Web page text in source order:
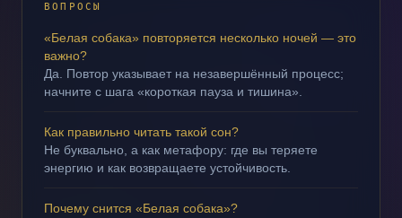
ВОПРОСЫ
«Белая собака» повторяется несколько ночей — это
важно?
Да. Повтор указывает на незавершённый процесс;
начните с шага «короткая пауза и тишина».
Как правильно читать такой сон?
Не буквально, а как метафору: где вы теряете
энергию и как возвращаете устойчивость.
Почему снится «Белая собака»?